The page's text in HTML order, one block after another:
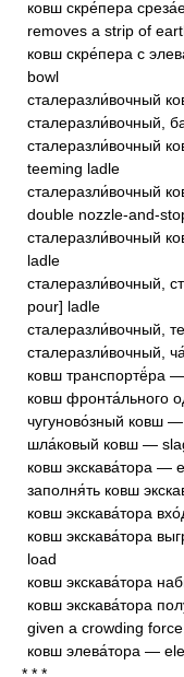
ковш скре́пера
removes a strip of
ковш скре́пера с
bowl
сталеразли́вочный
сталеразли́вочный,
сталеразли́вочный
teeming ladle
сталеразли́вочный
double nozzle-and-
сталеразли́вочный
ladle
сталеразли́вочный,
pour] ladle
сталеразли́вочный,
сталеразли́вочный,
ковш транспортё́ра
ковш фронта́льного
чугуново́зный ковш
шла́ковый ковш —
ковш экскава́тора —
заполня́ть ковш
ковш экскава́тора
ковш экскава́тора
load
ковш экскава́тора
ковш экскава́тора
given a crowding
ковш элева́тора —